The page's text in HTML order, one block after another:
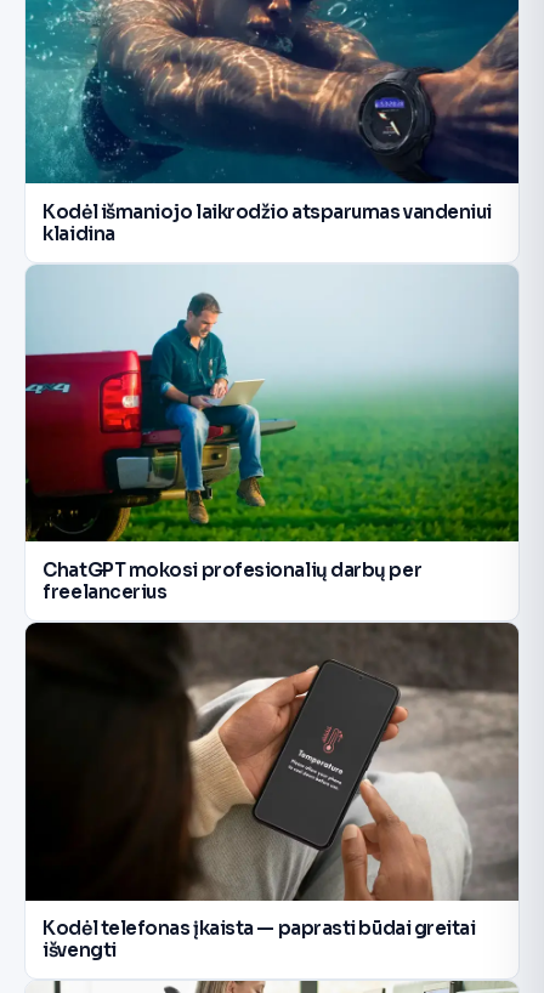
Kodėl išmaniojo laikrodžio atsparumas vandeniui
klaidina
ChatGPT mokosi profesionalių darbų per
freelancerius
Kodėl telefonas įkaista — paprasti būdai greitai
išvengti